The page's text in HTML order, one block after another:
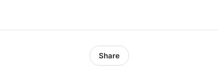
Share